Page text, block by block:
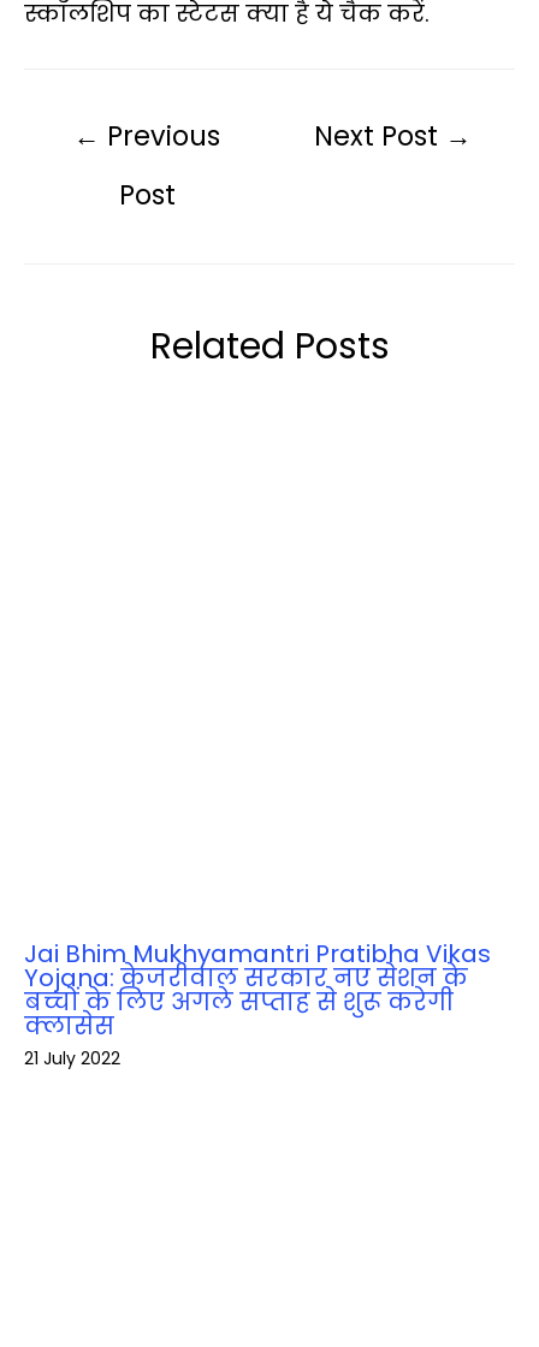
स्कॉलशिप का स्टेटस क्या है ये चैक करें.
← Previous
Post
Next Post →
Related Posts
Jai Bhim Mukhyamantri Pratibha Vikas
Yojana: केजरीवाल सरकार नए सेशन के
बच्चों के लिए अगले सप्ताह से शुरू करेगी
क्लासेस
21 July 2022